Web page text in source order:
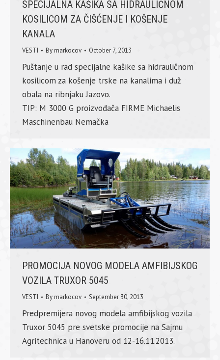
SPECIJALNA KAŠIKA SA HIDRAULIČNOM
KOSILICOM ZA ČIŠĆENJE I KOŠENJE
KANALA
VESTI By markocov October 7, 2013
Puštanje u rad specijalne kašike sa hidrauličnom
kosilicom za košenje trske na kanalima i duž
obala na ribnjaku Jazovo.
TIP: M 3000 G proizvođača FIRME Michaelis
Maschinenbau Nemačka
PROMOCIJA NOVOG MODELA AMFIBIJSKOG
VOZILA TRUXOR 5045
VESTI By markocov September 30, 2013
Predpremijera novog modela amfibijskog vozila
Truxor 5045 pre svetske promocije na Sajmu
Agritechnica u Hanoveru od 12-16.11.2013.